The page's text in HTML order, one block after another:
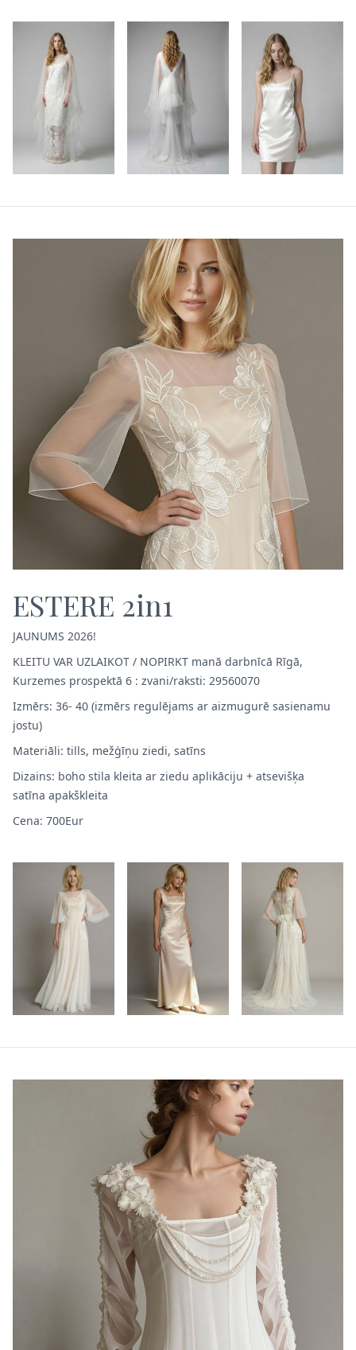
ESTERE 2in1
JAUNUMS 2026!
KLEITU VAR UZLAIKOT / NOPIRKT manā darbnīcā Rīgā,
Kurzemes prospektā 6 : zvani/raksti: 29560070
Izmērs: 36- 40 (izmērs regulējams ar aizmugurē sasienamu
jostu)
Materiāli: tills, mežģīņu ziedi, satīns
Dizains: boho stila kleita ar ziedu aplikāciju + atsevišķa
satīna apakškleita
Cena: 700Eur